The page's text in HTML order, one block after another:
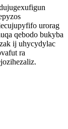
urorag
qebodo bukyba
ij uhycydylac
ra